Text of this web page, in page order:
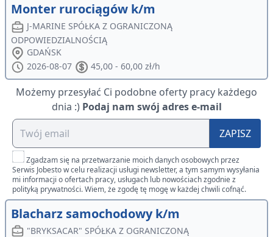
Monter rurociągów k/m
J-MARINE SPÓŁKA Z OGRANICZONĄ
ODPOWIEDZIALNOŚCIĄ
GDAŃSK
2026-08-07
45,00 - 60,00 zł/h
Możemy przesyłać Ci podobne oferty pracy każdego
dnia :) Podaj nam swój adres e-mail
ZAPISZ
Zgadzam się na przetwarzanie moich danych osobowych przez
Serwis Jobesto w celu realizacji usługi newsletter, a tym samym wysyłania
mi informacji o ofertach pracy, usługach lub nowościach zgodnie z
polityką prywatności. Wiem, że zgodę tę mogę w każdej chwili cofnąć.
Blacharz samochodowy k/m
"BRYKSACAR" SPÓŁKA Z OGRANICZONĄ